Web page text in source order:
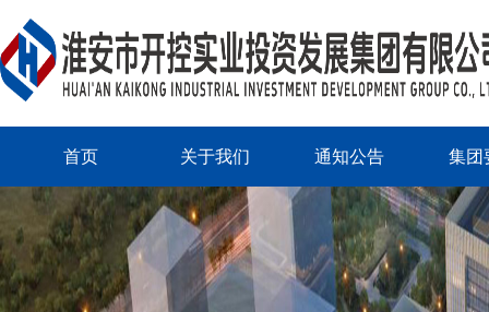
首页 关于我们 通知公告 集团